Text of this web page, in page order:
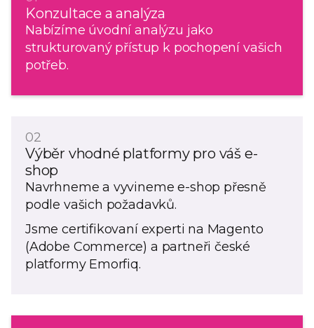
Konzultace a analýza
Nabízíme úvodní analýzu jako
strukturovaný přístup k pochopení vašich
potřeb.
02
Výběr vhodné platformy pro váš e-
shop
Navrhneme a vyvineme e-shop přesně
podle vašich požadavků.
Jsme certifikovaní experti na Magento
(Adobe Commerce) a partneři české
platformy Emorfiq.